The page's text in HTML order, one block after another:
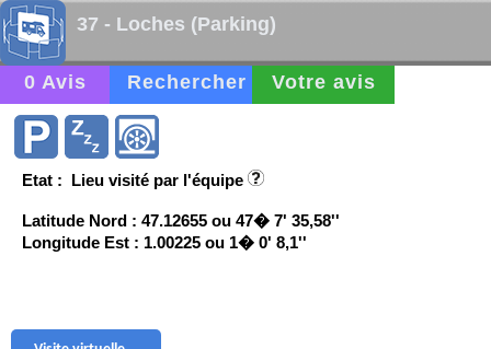
37 - Loches (Parking)
0 Avis Rechercher Votre avis
Etat : Lieu visité par l'équipe
Latitude Nord : 47.12655 ou 47� 7' 35,58''
Longitude Est : 1.00225 ou 1� 0' 8,1''